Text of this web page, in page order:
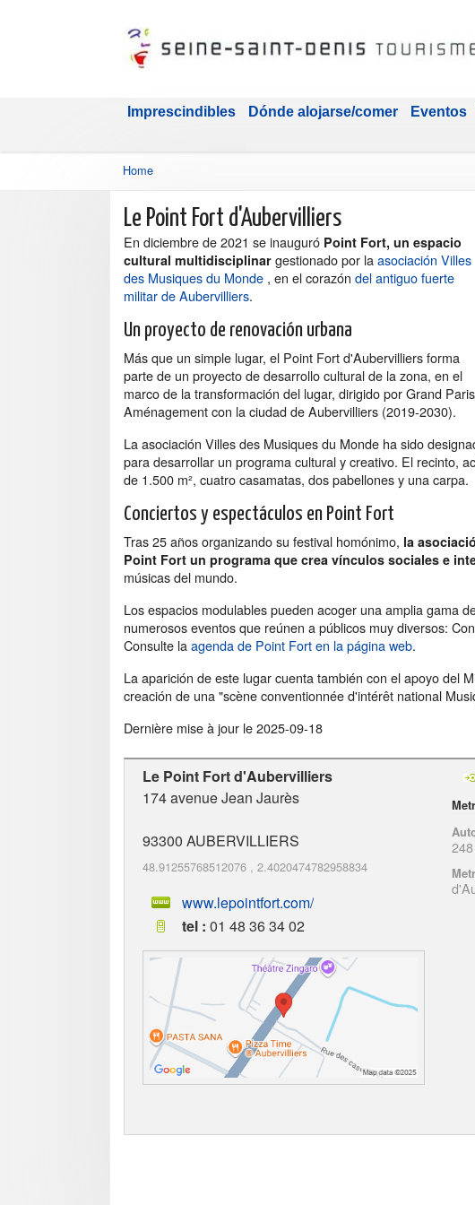
Imprescindibles Dónde alojarse/comer Eventos
Home
Le Point Fort d'Aubervilliers
En diciembre de 2021 se inauguró Point Fort, un espacio
cultural multidisciplinar gestionado por laasociación Villes
des Musiques du Monde , en el corazón del antiguo fuerte
militar de Aubervilliers.
Un proyecto de renovación urbana
Más que un simple lugar, el Point Fort d'Aubervilliers forma
parte de un proyecto de desarrollo cultural de la zona, en el
marco de la transformación del lugar, dirigido por Grand Paris
Aménagement con la ciudad de Aubervilliers (2019-2030).
La asociación Villes des Musiques du Monde ha sido
para desarrollar un programa cultural y creativo. El recinto,
de 1.500 m², cuatro casamatas, dos pabellones y una carpa.
Conciertos y espectáculos en Point Fort
Tras 25 años organizando su festival homónimo, la
Point Fort un programa que crea vínculos sociales e
músicas del mundo.
Los espacios modulables pueden acoger una amplia gama
numerosos eventos que reúnen a públicos muy diversos:
Consulte laagenda de Point Fort en la página web.
La aparición de este lugar cuenta también con el apoyo del
creación de una "scène conventionnée d'intérêt national
Dernière mise à jour le2025-09-18
Le Point Fort d'Aubervilliers
174 avenue Jean Jaurès
93300 AUBERVILLIERS
48.91255768512076 , 2.4020474782958834
www.lepointfort.com/
tel : 01 48 36 34 02